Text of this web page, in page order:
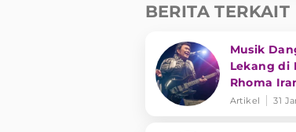
BERITA TERKAIT
Musik
Lekang di
Rhoma
Artikel 31